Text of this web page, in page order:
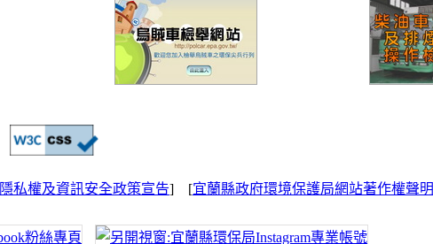
隱私權及資訊安全政策宣告] [宜蘭縣政府環境保護局網站著作權聲明